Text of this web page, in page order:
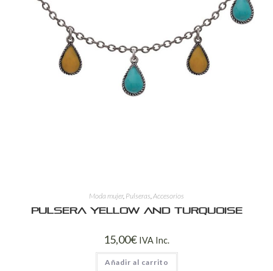
Moda mujer, Pulseras Accesorios
Pulsera yellow and turquoise
15,00€ IVA Inc.
Añadir al carrito